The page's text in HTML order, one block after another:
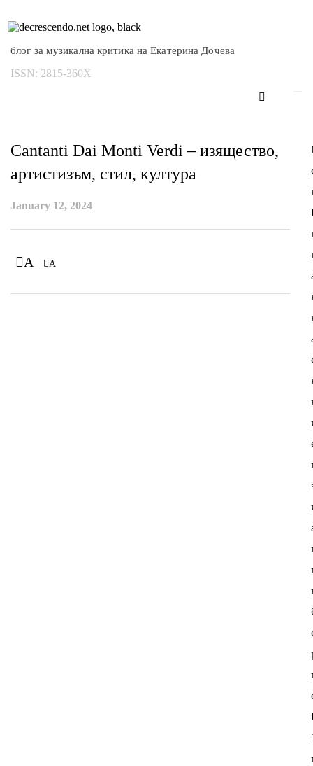
блог за музикална критика на Екатерина Дочева
ISSN: 2815-360X
Cantanti Dai Monti Verdi – изящество,
артистизъм, стил, култура
January 12, 2024
A A